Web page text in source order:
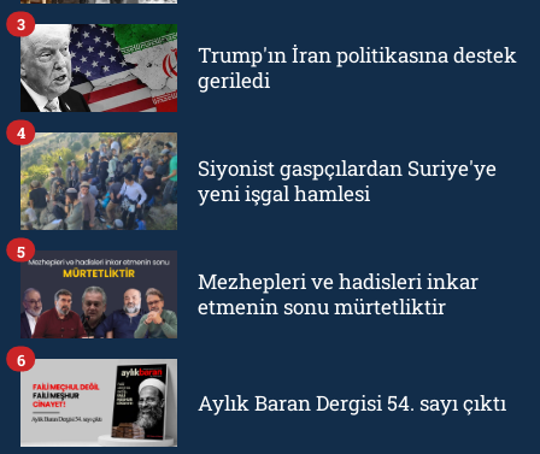
Trump'ın İran politikasına destek
geriledi
3
Siyonist gaspçılardan Suriye'ye
yeni işgal hamlesi
4
Mezhepleri ve hadisleri inkar
etmenin sonu mürtetliktir
5
Aylık Baran Dergisi 54. sayı çıktı
6